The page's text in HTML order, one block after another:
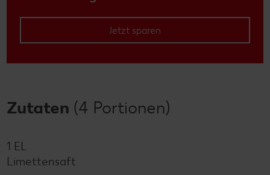
Jetzt sparen
Zutaten (4 Portionen)
1 EL
Limettensaft